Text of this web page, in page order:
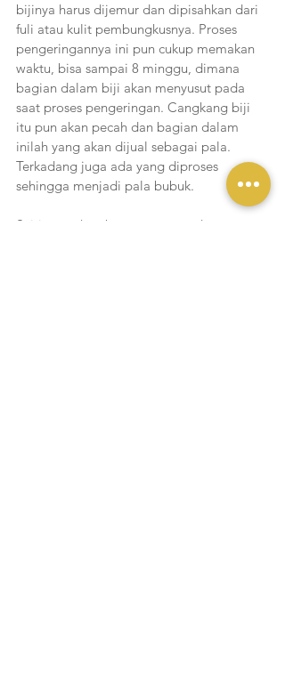
bijinya harus dijemur dan dipisahkan dari
fuli atau kulit pembungkusnya. Proses
pengeringannya ini pun cukup memakan
waktu, bisa sampai 8 minggu, dimana
bagian dalam biji akan menyusut pada
saat proses pengeringan. Cangkang biji
itu pun akan pecah dan bagian dalam
inilah yang akan dijual sebagai pala.
Terkadang juga ada yang diproses
sehingga menjadi pala bubuk.
Seiring perkembangan zaman dan